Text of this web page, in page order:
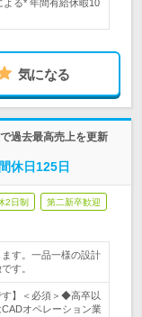
る* 年間有給休暇10
気になる
過去最高売上を更新
休日125日
2日制 第二新卒歓迎
す。一品一様の設計
す。
す】＜必須＞◆高卒以
オペレーション業